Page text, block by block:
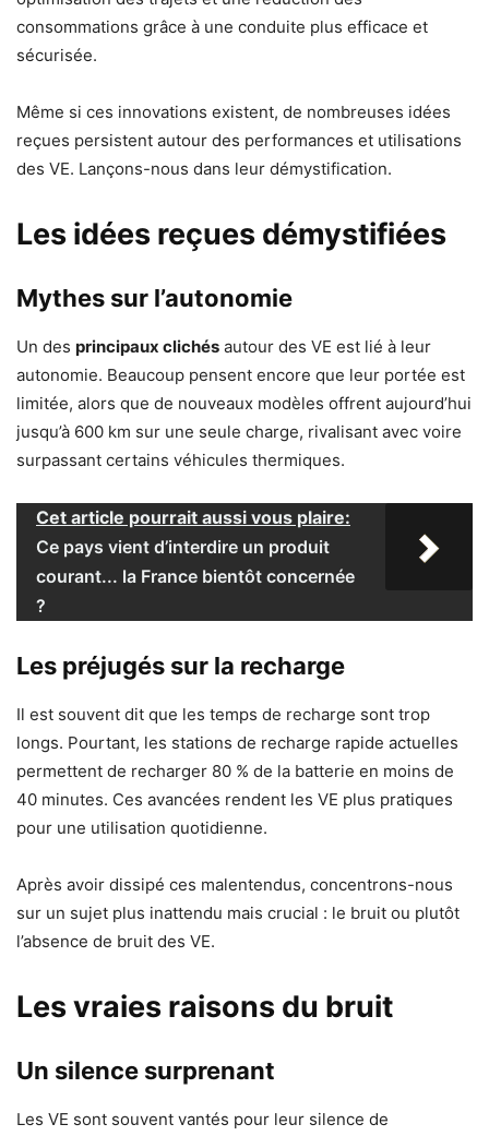
consommations grâce à une conduite plus efficace et
sécurisée.
Même si ces innovations existent, de nombreuses idées
reçues persistent autour des performances et utilisations
des VE. Lançons-nous dans leur démystification.
Les idées reçues démystifiées
Mythes sur l’autonomie
Un des principaux clichés autour des VE est lié à leur
autonomie. Beaucoup pensent encore que leur portée est
limitée, alors que de nouveaux modèles offrent aujourd’hui
jusqu’à 600 km sur une seule charge, rivalisant avec voire
surpassant certains véhicules thermiques.
Cet article pourrait aussi vous plaire:
Ce pays vient d’interdire un produit
courant... la France bientôt concernée
?
Les préjugés sur la recharge
Il est souvent dit que les temps de recharge sont trop
longs. Pourtant, les stations de recharge rapide actuelles
permettent de recharger 80 % de la batterie en moins de
40 minutes. Ces avancées rendent les VE plus pratiques
pour une utilisation quotidienne.
Après avoir dissipé ces malentendus, concentrons-nous
sur un sujet plus inattendu mais crucial : le bruit ou plutôt
l’absence de bruit des VE.
Les vraies raisons du bruit
Un silence surprenant
Les VE sont souvent vantés pour leur silence de